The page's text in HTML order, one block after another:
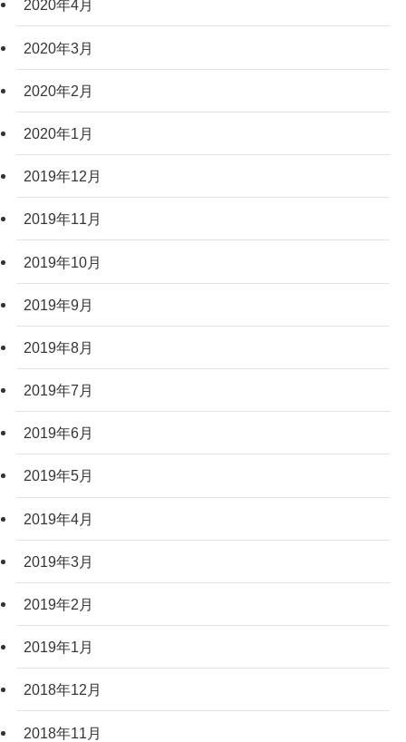
2020年4月
2020年3月
2020年2月
2020年1月
2019年12月
2019年11月
2019年10月
2019年9月
2019年8月
2019年7月
2019年6月
2019年5月
2019年4月
2019年3月
2019年2月
2019年1月
2018年12月
2018年11月